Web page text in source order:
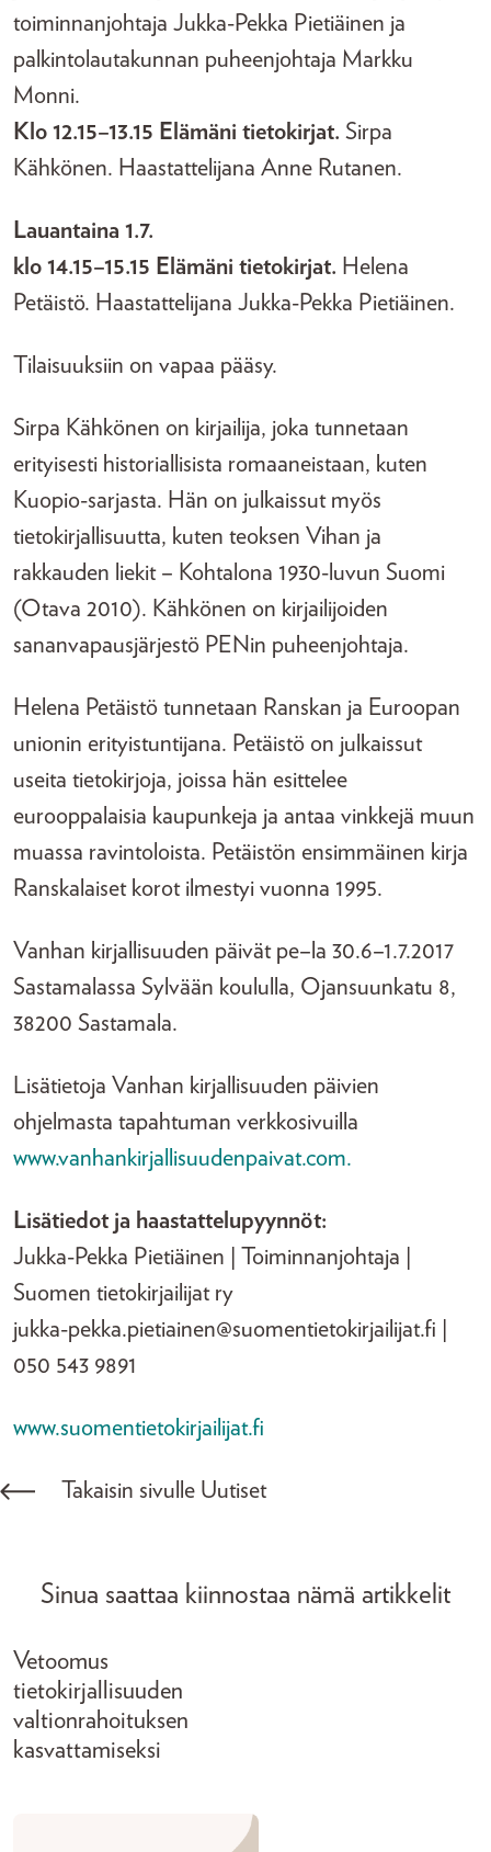
toiminnanjohtaja Jukka-Pekka Pietiäinen ja
palkintolautakunnan puheenjohtaja Markku
Monni.
Klo 12.15–13.15 Elämäni tietokirjat. Sirpa
Kähkönen. Haastattelijana Anne Rutanen.
Lauantaina 1.7.
klo 14.15–15.15 Elämäni tietokirjat. Helena
Petäistö. Haastattelijana Jukka-Pekka Pietiäinen.
Tilaisuuksiin on vapaa pääsy.
Sirpa Kähkönen on kirjailija, joka tunnetaan
erityisesti historiallisista romaaneistaan, kuten
Kuopio-sarjasta. Hän on julkaissut myös
tietokirjallisuutta, kuten teoksen Vihan ja
rakkauden liekit – Kohtalona 1930-luvun Suomi
(Otava 2010). Kähkönen on kirjailijoiden
sananvapausjärjestö PENin puheenjohtaja.
Helena Petäistö tunnetaan Ranskan ja Euroopan
unionin erityistuntijana. Petäistö on julkaissut
useita tietokirjoja, joissa hän esittelee
eurooppalaisia kaupunkeja ja antaa vinkkejä muun
muassa ravintoloista. Petäistön ensimmäinen kirja
Ranskalaiset korot ilmestyi vuonna 1995.
Vanhan kirjallisuuden päivät pe–la 30.6–1.7.2017
Sastamalassa Sylvään koululla, Ojansuunkatu 8,
38200 Sastamala.
Lisätietoja Vanhan kirjallisuuden päivien
ohjelmasta tapahtuman verkkosivuilla
www.vanhankirjallisuudenpaivat.com.
Lisätiedot ja haastattelupyynnöt:
Jukka-Pekka Pietiäinen | Toiminnanjohtaja |
Suomen tietokirjailijat ry
jukka-pekka.pietiainen@suomentietokirjailijat.fi |
050 543 9891
www.suomentietokirjailijat.fi
Takaisin sivulle Uutiset
Sinua saattaa kiinnostaa nämä artikkelit
Vetoomus
tietokirjallisuuden
valtionrahoituksen
kasvattamiseksi